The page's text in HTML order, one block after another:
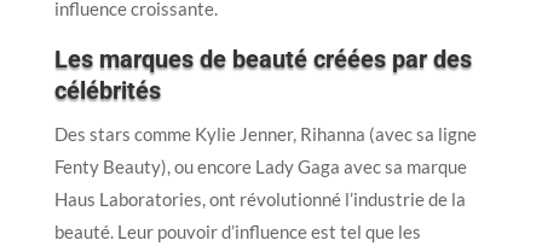
influence croissante.
Les marques de beauté créées par des
célébrités
Des stars comme Kylie Jenner, Rihanna (avec sa ligne
Fenty Beauty), ou encore Lady Gaga avec sa marque
Haus Laboratories, ont révolutionné l’industrie de la
beauté. Leur pouvoir d’influence est tel que les